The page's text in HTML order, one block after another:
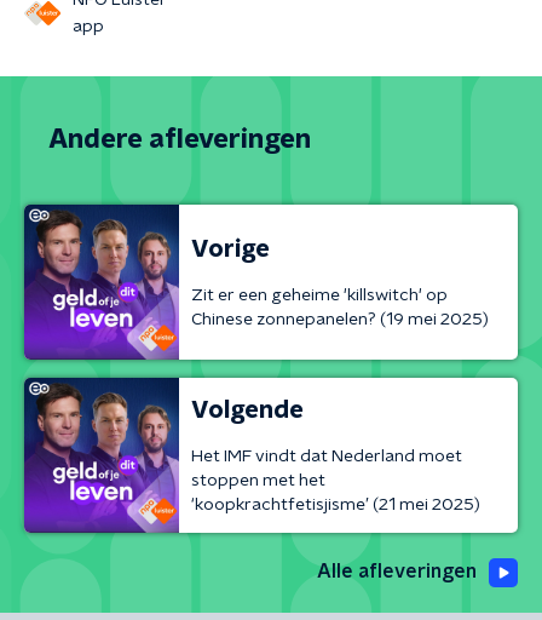
app
Andere afleveringen
Vorige
Zit er een geheime 'killswitch' op
Chinese zonnepanelen? (19 mei 2025)
Volgende
Het IMF vindt dat Nederland moet
stoppen met het
‘koopkrachtfetisjisme’ (21 mei 2025)
Alle afleveringen